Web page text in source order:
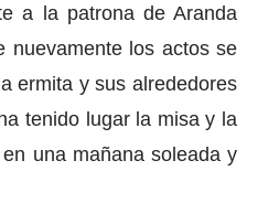
a la patrona de Aranda
nuevamente los actos se
ermita y sus alrededores
tenido lugar la misa y la
en una mañana soleada y